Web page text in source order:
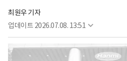
최원우 기자
업데이트 2026.07.08. 13:51